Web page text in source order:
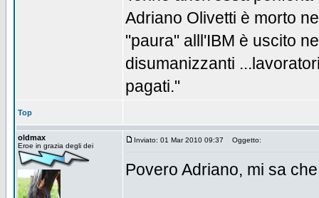
Adriano Olivetti è morto
"paura" alll'IBM è uscito
disumanizzanti
pagati."
Top
oldmax
Eroe in grazia degli dei
Inviato: 01 Mar 2010 09:37 Oggetto:
Povero Adriano, mi sa